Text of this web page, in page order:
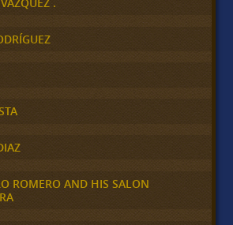
ROMERO AND HIS SALON